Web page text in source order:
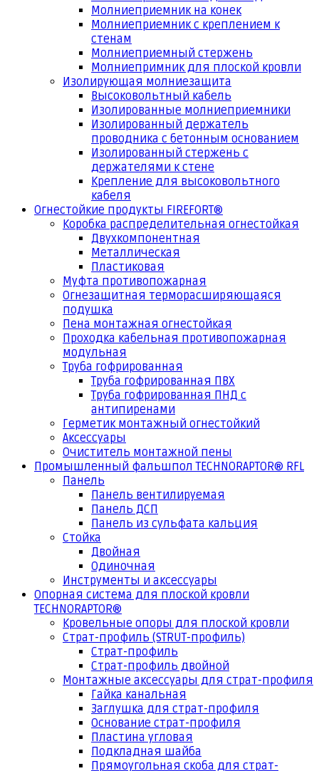
Молниеприемник на конек
Молниеприемник с креплением к
стенам
Молниеприемный стержень
Молниепримник для плоской кровли
Изолирующая молниезащита
Высоковольтный кабель
Изолированные молниеприемники
Изолированный держатель
проводника с бетонным основанием
Изолированный стержень с
держателями к стене
Крепление для высоковольтного
кабеля
Огнестойкие продукты FIREFORT®
Коробка распределительная огнестойкая
Двухкомпонентная
Металлическая
Пластиковая
Муфта противопожарная
Огнезащитная терморасширяющаяся
подушка
Пена монтажная огнестойкая
Проходка кабельная противопожарная
модульная
Труба гофрированная
Труба гофрированная ПВХ
Труба гофрированная ПНД с
антипиренами
Герметик монтажный огнестойкий
Аксессуары
Очиститель монтажной пены
Промышленный фальшпол TECHNORAPTOR® RFL
Панель
Панель вентилируемая
Панель ДСП
Панель из сульфата кальция
Стойка
Двойная
Одиночная
Инструменты и аксессуары
Опорная система для плоской кровли
TECHNORAPTOR®
Кровельные опоры для плоской кровли
Страт-профиль (STRUT-профиль)
Страт-профиль
Страт-профиль двойной
Монтажные аксессуары для страт-профиля
Гайка канальная
Заглушка для страт-профиля
Основание страт-профиля
Пластина угловая
Подкладная шайба
Прямоугольная скоба для страт-